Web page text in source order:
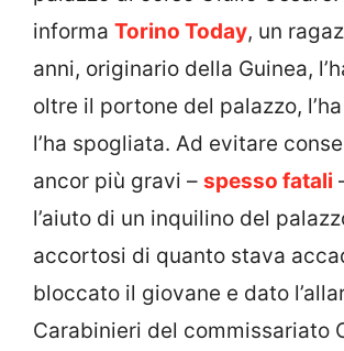
informa Torino Today, un
anni, originario della Guinea,
oltre il portone del palazzo,
l’ha spogliata. Ad evitare
ancor più gravi – spesso fatali
l’aiuto di un inquilino del
accortosi di quanto stava
bloccato il giovane e dato
Carabinieri del commissariato